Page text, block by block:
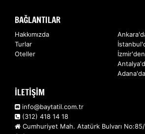
BAĞLANTILAR
Hakkımızda
Turlar
Oteller
İLETİŞİM
info@baytatil.com.tr
(312) 418 14 18
Cumhuriyet Mah. Atatürk Bulvarı No:85/